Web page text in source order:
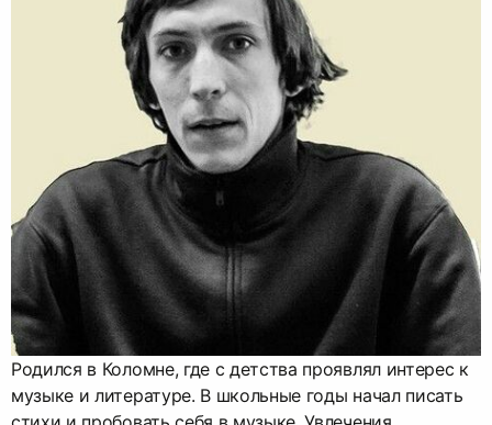
Родился в Коломне, где с детства проявлял интерес к
музыке и литературе. В школьные годы начал писать